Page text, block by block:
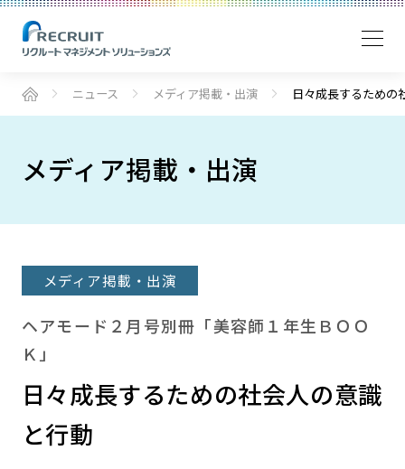
ニュース メディア掲載・出演 日々成長するための
メディア掲載・出演
メディア掲載・出演
ヘアモード２月号別冊「美容師１年生ＢＯＯ
Ｋ」
日々成長するための社会人の意識
と行動